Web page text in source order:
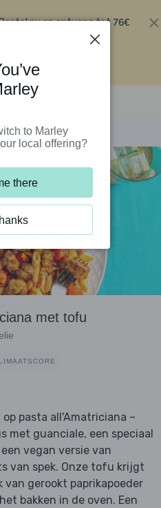
nu en ontvang tot 76€
met tofu
pasta all'Amatriciana –
met guanciale, een speciaal
vegan versie van
van spek. Onze tofu krijgt
gerookt paprikapoeder
bakken in de oven. Een
to Marley
local offering?
there